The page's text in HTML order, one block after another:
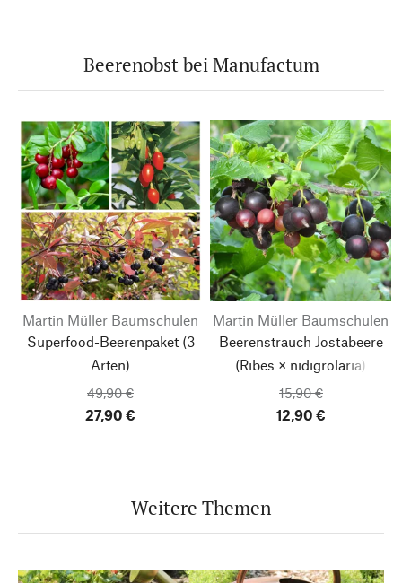
Beerenobst bei Manufactum
Martin Müller Baumschulen
Superfood-Beerenpaket (3
Arten)
49,90 €
27,90 €
Martin Müller Baumschulen
Beerenstrauch Jostabeere
(Ribes × nidigrolaria)
15,90 €
12,90 €
Weitere Themen